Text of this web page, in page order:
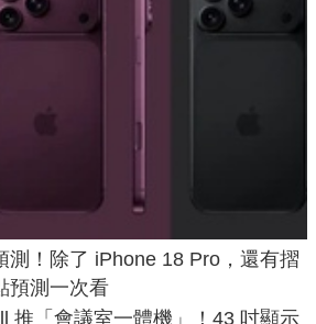
測！除了 iPhone 18 Pro，還有摺
預測一次看
推「會議室一體機」！43 吋顯示